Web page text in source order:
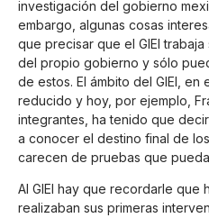
investigación del gobierno
embargo, algunas cosas
que precisar que el GIEI
del propio gobierno y sólo
de estos. El ámbito del GIEI,
reducido y hoy, por ejemplo,
integrantes, ha tenido que
a conocer el destino final de
carecen de pruebas que
Al GIEI hay que recordarle que
realizaban sus primeras